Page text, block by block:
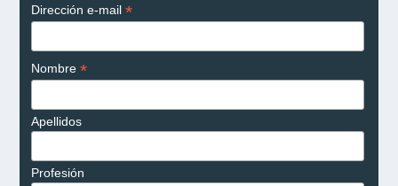
Dirección e-mail *
Nombre *
Apellidos
Profesión